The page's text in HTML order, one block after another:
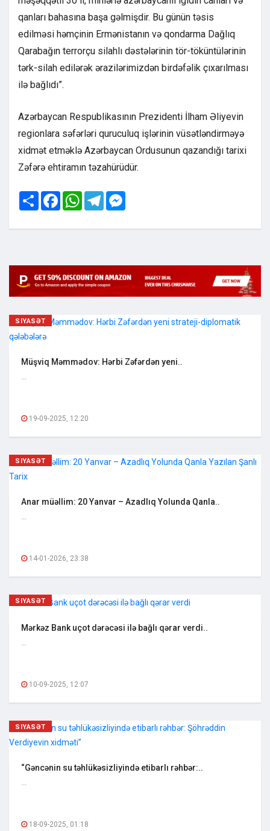
qanları bahasına başa gəlmişdir. Bu günün təsis
edilməsi həmçinin Ermənistanın və qondarma Dağlıq
Qarabağın terrorçu silahlı dəstələrinin tör-töküntülərinin
tərk-silah edilərək ərazilərimizdən birdəfəlik çıxarılması
ilə bağlıdı”.
Azərbaycan Respublikasının Prezidenti İlham Əliyevin
regionlara səfərləri quruculuq işlərinin vüsətləndirməyə
xidmət etməklə Azərbaycan Ordusunun qazandığı tarixi
Zəfərə ehtiramın təzahürüdür.
Share FacebookWhatsAppTelegram
SIYASƏT
Müşviq Məmmədov: Hərbi Zəfərdən yeni..
19-09-2025, 12:20
SIYASƏT
Anar müəllim: 20 Yanvar – Azadlıq Yolunda Qanla..
14-01-2026, 23:38
SIYASƏT
Mərkəz Bank uçot dərəcəsi ilə bağlı qərar verdi..
...
10-09-2025, 12:07
SIYASƏT
“Gəncənin su təhlükəsizliyində etibarlı rəhbər:..
...
18-09-2025, 01:18